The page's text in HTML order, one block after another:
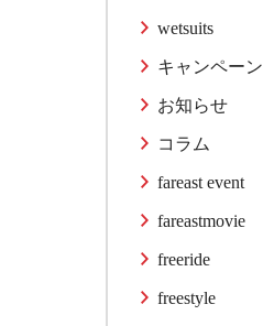
wetsuits
キャンペーン
お知らせ
コラム
fareast event
fareastmovie
freeride
freestyle